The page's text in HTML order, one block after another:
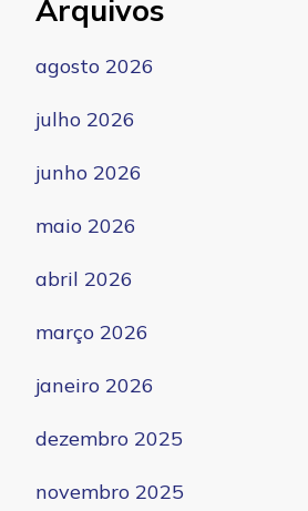
Arquivos
agosto 2026
julho 2026
junho 2026
maio 2026
abril 2026
março 2026
janeiro 2026
dezembro 2025
novembro 2025